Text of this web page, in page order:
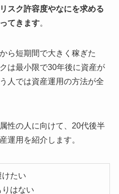
スク許容度やなにを求める
てきます。
ら短期間で大きく稼ぎた
は最小限で30年後に資産が
人では資産運用の方法が全
性の人に向けて、20代後半
運用を紹介します。
たい
はない